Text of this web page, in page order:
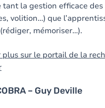
tant la gestion efficace
volition…) que
mémoriser…).
plus sur le portail de la
– Guy Deville